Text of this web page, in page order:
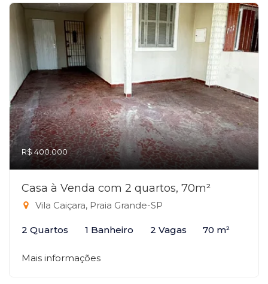
R$ 400.000
Casa à Venda com 2 quartos, 70m²
Vila Caiçara, Praia Grande-SP
2 Quartos 1 Banheiro 2 Vagas 70 m²
Mais informações